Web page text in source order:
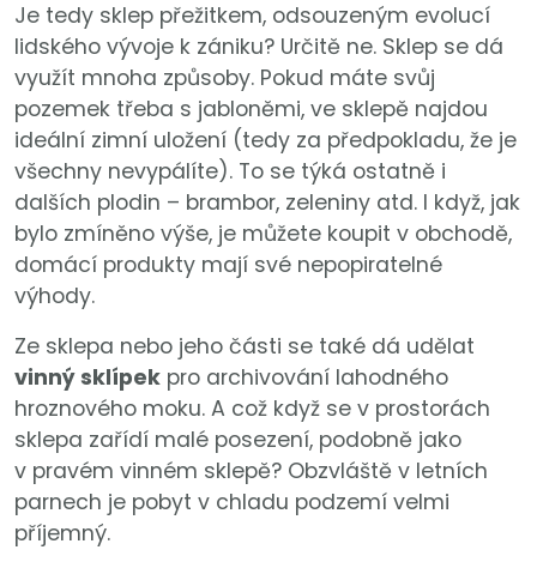
Je tedy sklep přežitkem, odsouzeným evolucí
lidského vývoje k zániku? Určitě ne. Sklep se dá
využít mnoha způsoby. Pokud máte svůj
pozemek třeba s jabloněmi, ve sklepě najdou
ideální zimní uložení (tedy za předpokladu, že je
všechny nevypálíte). To se týká ostatně i
dalších plodin – brambor, zeleniny atd. I když, jak
bylo zmíněno výše, je můžete koupit v obchodě,
domácí produkty mají své nepopiratelné
výhody.
Ze sklepa nebo jeho části se také dá udělat
vinný sklípek pro archivování lahodného
hroznového moku. A což když se v prostorách
sklepa zařídí malé posezení, podobně jako
v pravém vinném sklepě? Obzvláště v letních
parnech je pobyt v chladu podzemí velmi
příjemný.